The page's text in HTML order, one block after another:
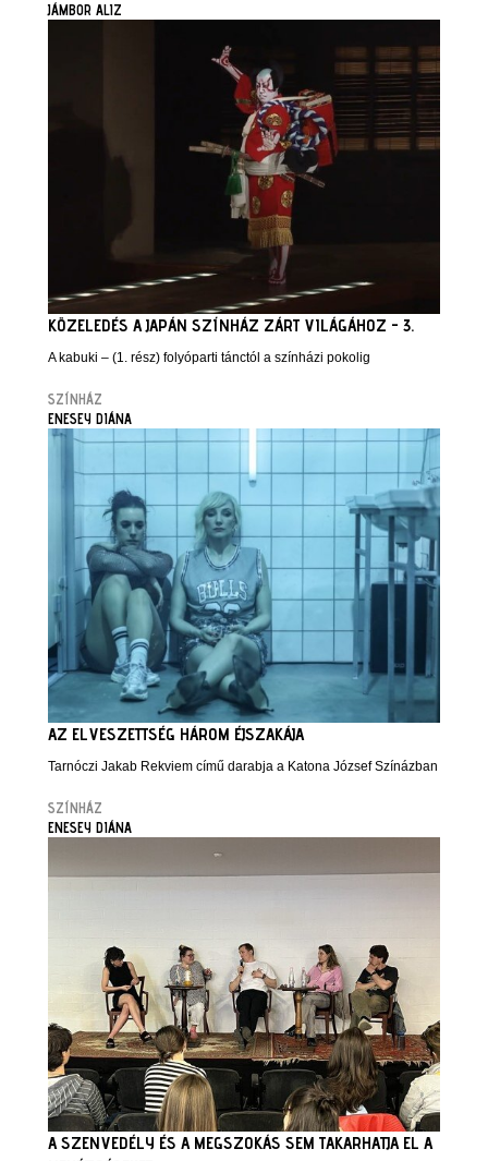
JÁMBOR ALIZ
KÖZELEDÉS A JAPÁN SZÍNHÁZ ZÁRT VILÁGÁHOZ - 3.
A kabuki – (1. rész) folyóparti tánctól a színházi pokolig
SZÍNHÁZ
ENESEY DIÁNA
AZ ELVESZETTSÉG HÁROM ÉJSZAKÁJA
Tarnóczi Jakab Rekviem című darabja a Katona József Színázban
SZÍNHÁZ
ENESEY DIÁNA
A SZENVEDÉLY ÉS A MEGSZOKÁS SEM TAKARHATJA EL A